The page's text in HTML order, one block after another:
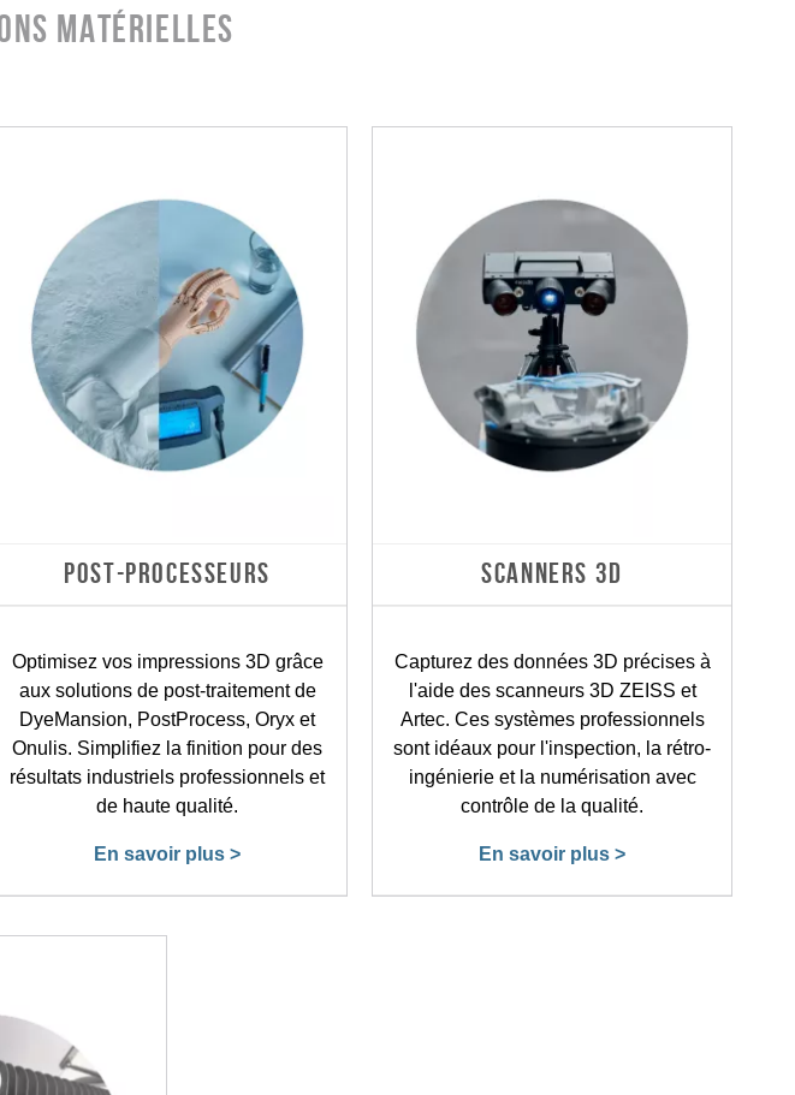
matérielles
POST-PROCESSEURS
Optimisez vos impressions 3D grâce
aux solutions de post-traitement de
DyeMansion, PostProcess, Oryx et
Onulis. Simplifiez la finition pour des
résultats industriels professionnels et
de haute qualité.
En savoir plus >
SCANNERS 3D
Capturez des données 3D précises à
l'aide des scanneurs 3D ZEISS et
Artec. Ces systèmes professionnels
sont idéaux pour l'inspection, la rétro-
ingénierie et la numérisation avec
contrôle de la qualité.
En savoir plus >